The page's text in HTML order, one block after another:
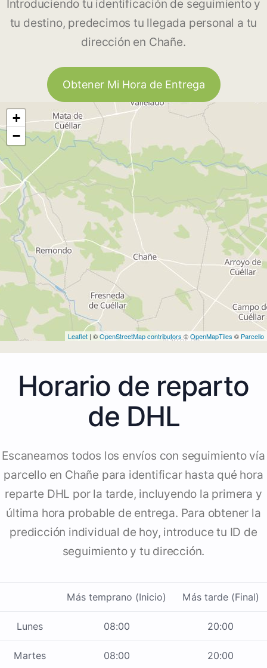
Introduciendo tu identificación de seguimiento y
tu destino, predecimos tu llegada personal a tu
dirección en Chañe.
Obtener Mi Hora de Entrega
+
−
Leaflet | ©OpenStreetMap contributors ©OpenMapTiles © Parcello
Horario de reparto
de DHL
Escaneamos todos los envíos con seguimiento vía
parcello en Chañe para identificar hasta qué hora
reparte DHL por la tarde, incluyendo la primera y
última hora probable de entrega. Para obtener la
predicción individual de hoy, introduce tu ID de
seguimiento y tu dirección.
Más temprano (Inicio) Más tarde (Final)
Lunes 08:00 20:00
Martes 08:00 20:00